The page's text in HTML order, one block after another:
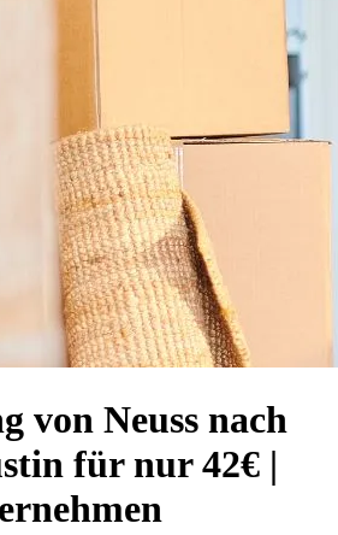
von Neuss nach
für nur 42€ |